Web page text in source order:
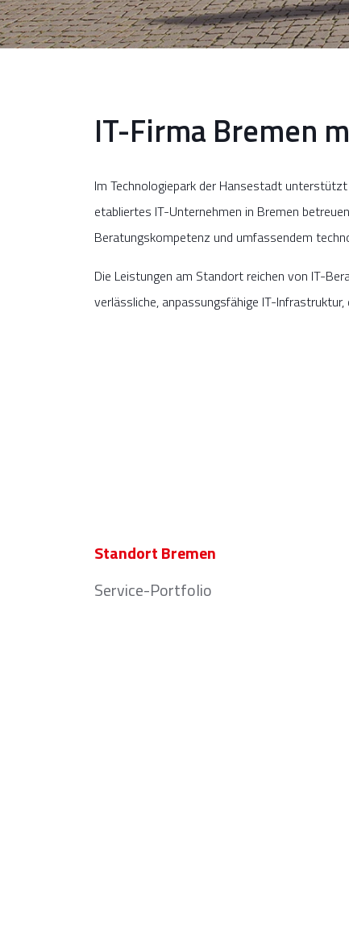
IT-Firma Bremen
Im Technologiepark der Hansestadt
etabliertes IT-Unternehmen in Bremen
Beratungskompetenz und umfassendem
Die Leistungen am Standort reichen von IT-
verlässliche, anpassungsfähige IT-
Standort Bremen
Service-Portfolio